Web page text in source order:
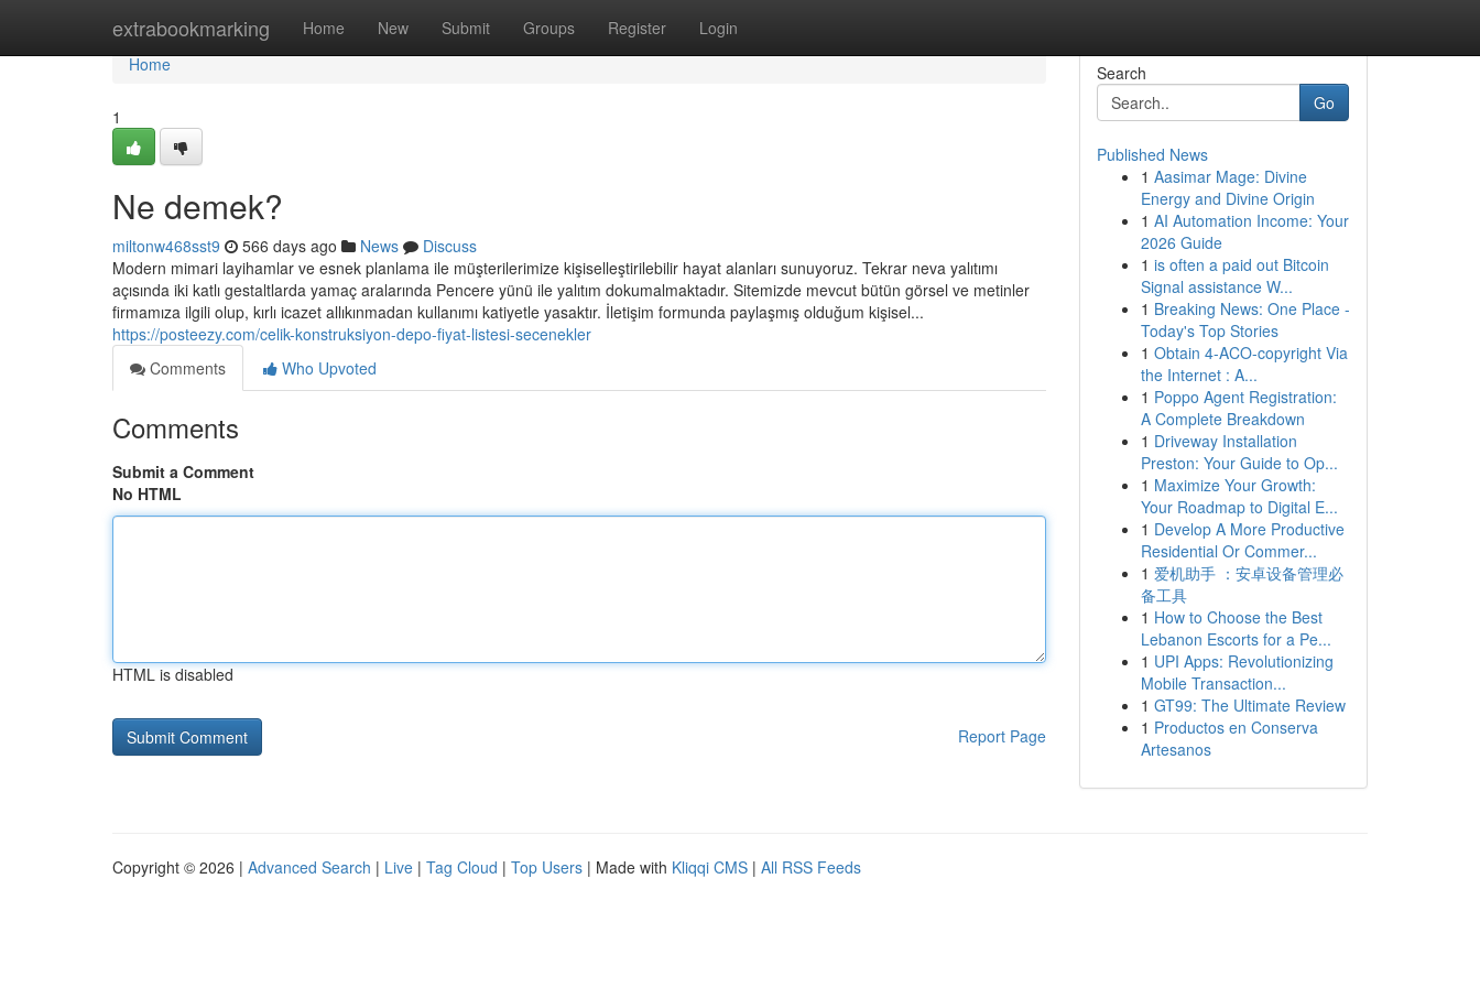
extrabookmarking Home New Submit Groups Register Login
Home
Home
1
Ne demek?
miltonw468sst9 566 days ago News
Discuss
Modern mimari layihamlar ve esnek planlama ile müşterilerimize kişiselleştirilebilir hayat alanları sunuyoruz. Tekrar neva yalıtımı
açısında iki katlı gestaltlarda yamaç aralarında Pencere yünü ile yalıtım dokumalmaktadır. Sitemizde mevcut bütün görsel ve metinler
firmamıza ilgili olup, kırlı icazet allıkınmadan kullanımı katiyetle yasaktır. İletişim formunda paylaşmış olduğum kişisel...
https://posteezy.com/celik-konstruksiyon-depo-fiyat-listesi-secenekler
Comments
Who Upvoted
Comments
Submit a Comment
No HTML
HTML is disabled
Report Page
Search
Go
Published News
1 Aasimar Mage: Divine
Energy and Divine Origin
1 AI Automation Income: Your
2026 Guide
1 is often a paid out Bitcoin
Signal assistance W...
1 Breaking News: One Place -
Today's Top Stories
1 Obtain 4-ACO-copyright Via
the Internet : A...
1 Poppo Agent Registration:
A Complete Breakdown
1 Driveway Installation
Preston: Your Guide to Op...
1 Maximize Your Growth:
Your Roadmap to Digital E...
1 Develop A More Productive
Residential Or Commer...
1 爱机助手 ：安卓设备管理必
备工具
1 How to Choose the Best
Lebanon Escorts for a Pe...
1 UPI Apps: Revolutionizing
Mobile Transaction...
1 GT99: The Ultimate Review
1 Productos en Conserva
Artesanos
Copyright © 2026 | Advanced Search | Live | Tag Cloud | Top Users | Made with Kliqqi CMS | All RSS Feeds